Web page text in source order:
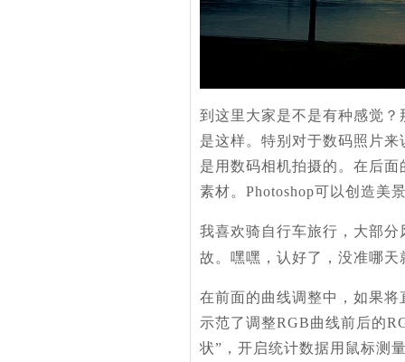
到这里大家是不是有种感觉
是这样。特别对于数码照片
是用数码相机拍摄的。在后
素材。Photoshop可以创造美
我喜欢骑自行车旅行，大部
故。嘿嘿，认好了，没准哪
在前面的曲线调整中，如果
示范了调整RGB曲线前后的
状”，开启统计数据用鼠标测